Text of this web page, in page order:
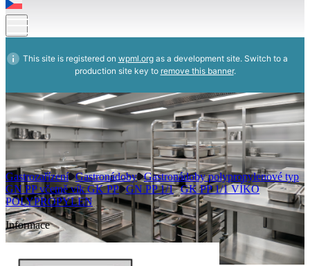
This site is registered on wpml.orgas a development site. Switch to a
production site key to remove this banner.
Gastrozařízení Gastronádoby Gastronádoby polypropylenové typ
GN PP včetně vík GK PP GN PP 1/1 GK PP 1/1 VÍKO
POLYPROPYLEN
Informace